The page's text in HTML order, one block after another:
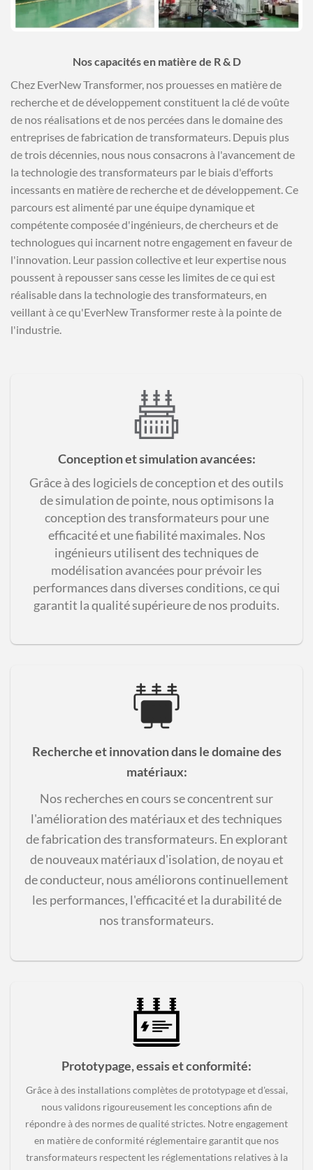
Nos capacités en matière de R & D
Chez EverNew Transformer, nos prouesses en matière de
recherche et de développement constituent la clé de voûte
de nos réalisations et de nos percées dans le domaine des
entreprises de fabrication de transformateurs. Depuis plus
de trois décennies, nous nous consacrons à l'avancement de
la technologie des transformateurs par le biais d'efforts
incessants en matière de recherche et de développement. Ce
parcours est alimenté par une équipe dynamique et
compétente composée d'ingénieurs, de chercheurs et de
technologues qui incarnent notre engagement en faveur de
l'innovation. Leur passion collective et leur expertise nous
poussent à repousser sans cesse les limites de ce qui est
réalisable dans la technologie des transformateurs, en
veillant à ce qu'EverNew Transformer reste à la pointe de
l'industrie.
Conception et simulation avancées:
Grâce à des logiciels de conception et des outils
de simulation de pointe, nous optimisons la
conception des transformateurs pour une
efficacité et une fiabilité maximales. Nos
ingénieurs utilisent des techniques de
modélisation avancées pour prévoir les
performances dans diverses conditions, ce qui
garantit la qualité supérieure de nos produits.
Recherche et innovation dans le domaine des
matériaux:
Nos recherches en cours se concentrent sur
l'amélioration des matériaux et des techniques
de fabrication des transformateurs. En explorant
de nouveaux matériaux d'isolation, de noyau et
de conducteur, nous améliorons continuellement
les performances, l'efficacité et la durabilité de
nos transformateurs.
Prototypage, essais et conformité:
Grâce à des installations complètes de prototypage et d'essai,
nous validons rigoureusement les conceptions afin de
répondre à des normes de qualité strictes. Notre engagement
en matière de conformité réglementaire garantit que nos
transformateurs respectent les réglementations relatives à la